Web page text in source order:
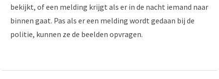
bekijkt, of een melding krijgt als er in de nacht iemand naar
binnen gaat. Pas als er een melding wordt gedaan bij de
politie, kunnen ze de beelden opvragen.